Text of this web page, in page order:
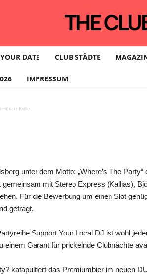
DATE CLUB STÄDTE
IMPRESSUM
House Keller
feiert
Party“ im
unter dem Motto: „Where’s The
mit Stereo Express (Kallias),
Für die Bewerbung um einen Slot
gefragt.
Support Your Local DJ ist wohl
einem Garant für prickelnde Clubnächte
katapultiert das Premiumbier im neuen